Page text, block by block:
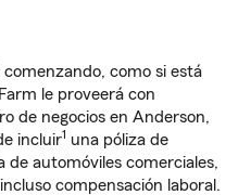
comenzando, como si está
le proveerá con
de negocios en Anderson,
incluir1 una póliza de
de automóviles comerciales,
compensación laboral.